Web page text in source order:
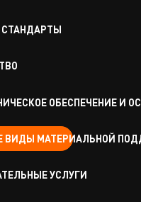
ОБЕСПЕЧЕНИЕ И
ВИДЫ МАТЕРИАЛЬНОЙ
УСЛУГИ